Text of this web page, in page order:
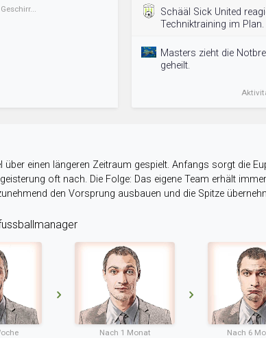
Schääl Sick United
Techniktraining im Plan.
Masters zieht die
geheilt.
über einen längeren Zeitraum gespielt. Anfangs sorgt die
oft nach. Die Folge: Das eigene Team erhält
den Vorsprung ausbauen und die Spitze
Nach 1 Monat Nach 6